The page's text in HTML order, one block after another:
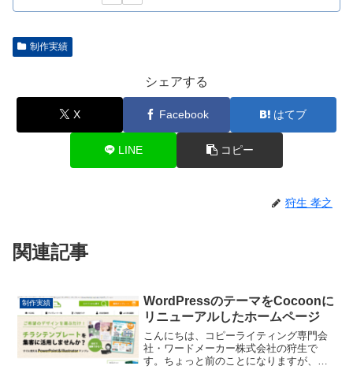
制作実績
シェアする
X Facebook はてブ
LINE コピー
狩生 孝之
関連記事
制作実績
WordPressのテーマをCocoonに
リニューアルしたホームページ
こんにちは、コピーライティング専門会
社・ワードメーカー株式会社の狩生で
す。ちょっと前のことになりますが、